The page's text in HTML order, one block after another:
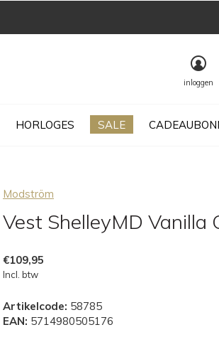
HORLOGES SALE
inloggen
Modström
Vest ShelleyMD Vanilla
€109,95
Incl. btw
Artikelcode: 58785
EAN: 5714980505176